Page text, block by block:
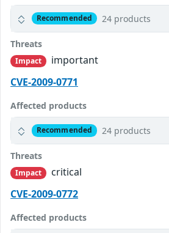
Recommended 24 products
Threats
Impact
important
CVE-2009-0771
Affected products
Recommended 24 products
Threats
Impact
critical
CVE-2009-0772
Affected products